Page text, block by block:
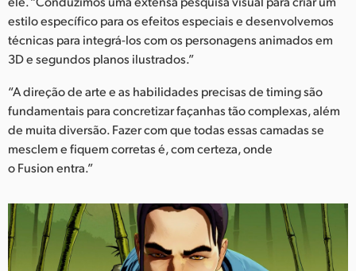
estilo específico para os efeitos especiais e desenvolvemos
técnicas para integrá-los com os personagens animados em
3D e segundos planos ilustrados.”
“A direção de arte e as habilidades precisas de timing são
fundamentais para concretizar façanhas tão complexas, além
de muita diversão. Fazer com que todas essas camadas se
mesclem e fiquem corretas é, com certeza, onde
o Fusion entra.”